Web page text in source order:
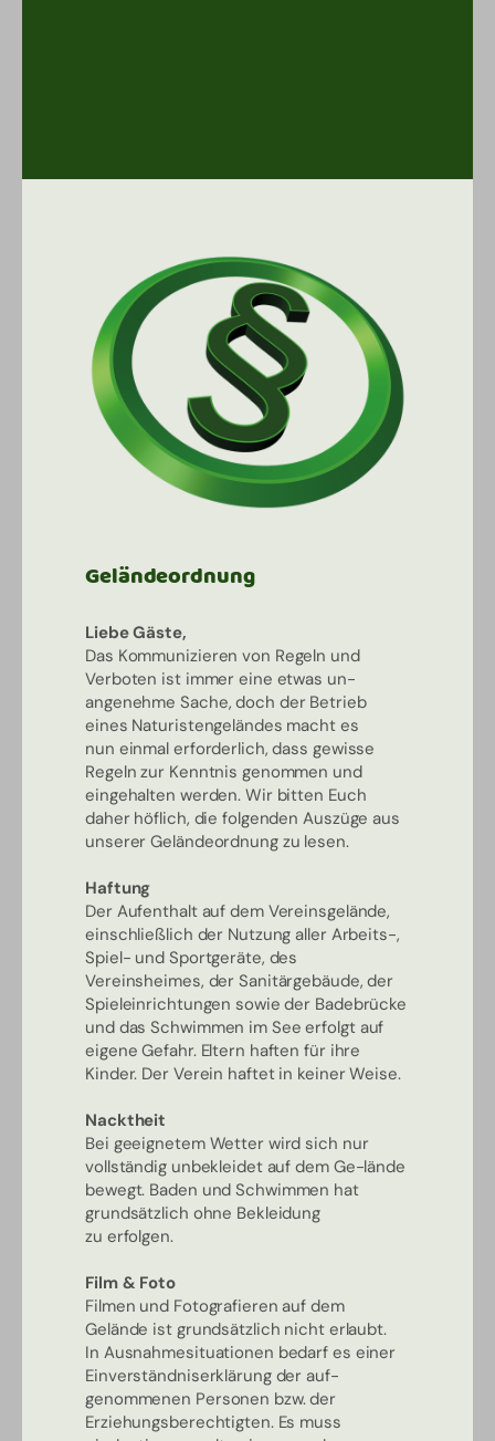
Geländeordnung
Liebe Gäste,
Das Kommunizieren von Regeln und
Verboten ist immer eine etwas un-
angenehme Sache, doch der Betrieb
eines Naturistengeländes macht es
nun einmal erforderlich, dass gewisse
Regeln zur Kenntnis genommen und
eingehalten werden. Wir bitten Euch
daher höflich, die folgenden Auszüge aus
unserer Geländeordnung zu lesen.
Haftung
Der Aufenthalt auf dem Vereinsgelände,
einschließlich der Nutzung aller Arbeits-,
Spiel- und Sportgeräte, des
Vereinsheimes, der Sanitärgebäude, der
Spieleinrichtungen sowie der Badebrücke
und das Schwimmen im See erfolgt auf
eigene Gefahr. Eltern haften für ihre
Kinder. Der Verein haftet in keiner Weise.
Nacktheit
Bei geeignetem Wetter wird sich nur
vollständig unbekleidet auf dem Ge-lände
bewegt. Baden und Schwimmen hat
grundsätzlich ohne Bekleidung
zu erfolgen.
Film & Foto
Filmen und Fotografieren auf dem
Gelände ist grundsätzlich nicht erlaubt.
In Ausnahmesituationen bedarf es einer
Einverständniserklärung der auf-
genommenen Personen bzw. der
Erziehungsberechtigten. Es muss